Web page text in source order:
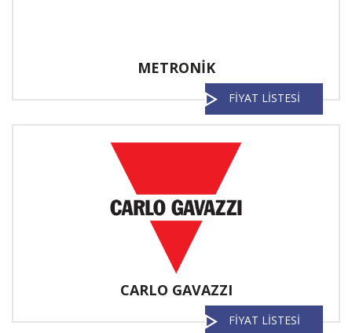
METRONİK
FİYAT LİSTESİ
CARLO GAVAZZI
FİYAT LİSTESİ